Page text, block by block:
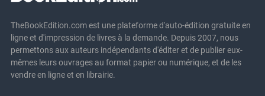
TheBookEdition.com est une plateforme d'auto-édition gratuite en
ligne et d'impression de livres à la demande. Depuis 2007, nous
permettons aux auteurs indépendants d'éditer et de publier eux-
mêmes leurs ouvrages au format papier ou numérique, et de les
vendre en ligne et en librairie.